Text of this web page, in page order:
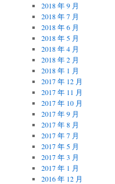
2018 年 9 月
2018 年 7 月
2018 年 6 月
2018 年 5 月
2018 年 4 月
2018 年 2 月
2018 年 1 月
2017 年 12 月
2017 年 11 月
2017 年 10 月
2017 年 9 月
2017 年 8 月
2017 年 7 月
2017 年 5 月
2017 年 3 月
2017 年 1 月
2016 年 12 月